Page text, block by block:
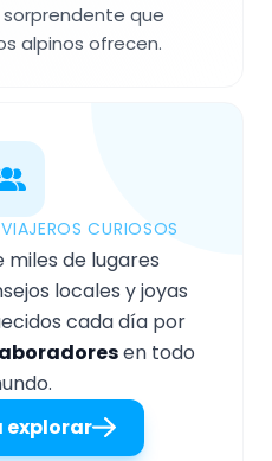
que
alpinos ofrecen.
CURIOSOS
miles de lugares
locales y joyas
cada día por
en todo
explorar